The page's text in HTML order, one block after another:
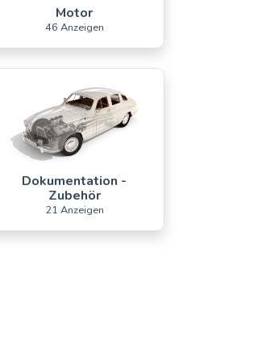
Motor
46 Anzeigen
Dokumentation -
Zubehör
21 Anzeigen